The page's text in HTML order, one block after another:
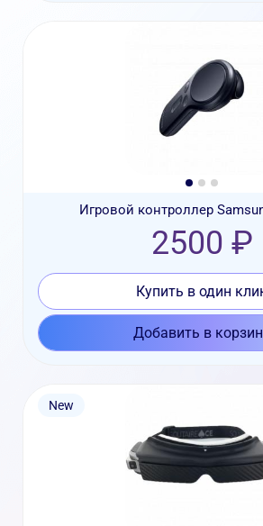
Игровой контроллер
2500 ₽
Купить в один
Добавить в
New